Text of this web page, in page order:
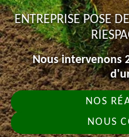
ENTREPRISE POSE
Nous intervenons
NOS
NOUS